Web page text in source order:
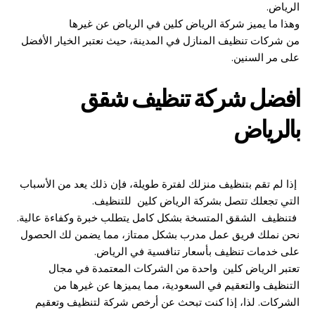
الرياض.
وهذا ما يميز شركة الرياض كلين في الرياض عن غيرها
من شركات تنظيف المنازل في المدينة، حيث نعتبر الخيار الأفضل
على مر السنين.
افضل شركة تنظيف شقق
بالرياض
إذا لم تقم بتنظيف منزلك لفترة طويلة، فإن ذلك يعد من الأسباب
التي تجعلك تتصل بشركة الرياض كلين للتنظيف.
فتنظيف الشقق المتسخة بشكل كامل يتطلب خبرة وكفاءة عالية.
نحن نملك فريق عمل مدرب بشكل ممتاز، مما يضمن لك الحصول
على خدمات تنظيف بأسعار تنافسية في الرياض.
تعتبر الرياض كلين واحدة من الشركات المعتمدة في مجال
التنظيف والتعقيم في السعودية، مما يميزها عن غيرها من
الشركات. لذا، إذا كنت تبحث عن أرخص شركة لتنظيف وتعقيم